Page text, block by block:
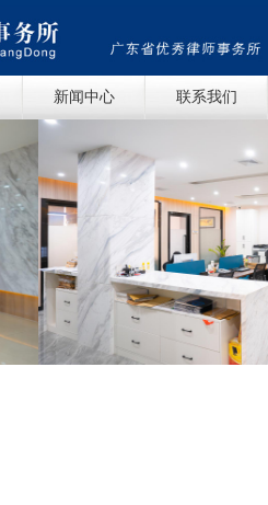
新闻中心 联系我们